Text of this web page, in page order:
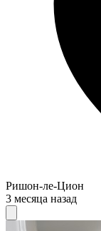
Ришон-ле-Цион
3 месяца назад